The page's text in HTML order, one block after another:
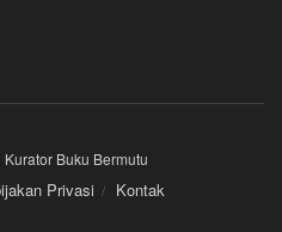
Buku Bermutu
Privasi Kontak